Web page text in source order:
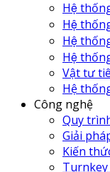
Hệ
Hệ
Hệ
Hệ
Vật tư
Hệ
Công nghệ
Quy
Giải
Kiến